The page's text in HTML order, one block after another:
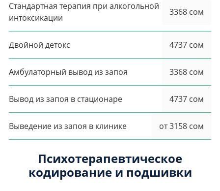
Стандартная терапия при алкогольной
интоксикации
3368 сом
Двойной детокс 4737 сом
Амбулаторный вывод из запоя 3368 сом
Вывод из запоя в стационаре 4737 сом
Выведение из запоя в клинике от 3158 сом
Психотерапевтическое
кодирование и подшивки